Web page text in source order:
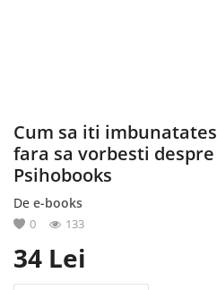
Cum sa iti
fara sa vorbesti
Psihobooks
De e-books
0 133
34 Lei